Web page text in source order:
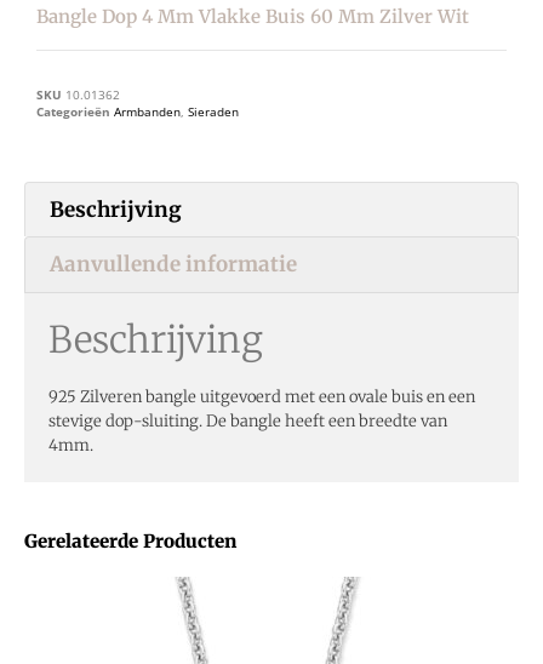
Gerelateerde Producten
Bangle Dop 4 Mm Vlakke Buis 60 Mm Zilver Wit
SKU 10.01362
Categorieën Armbanden, Sieraden
Beschrijving
Aanvullende informatie
Beschrijving
925 Zilveren bangle uitgevoerd met een ovale buis en een
stevige dop-sluiting. De bangle heeft een breedte van
4mm.